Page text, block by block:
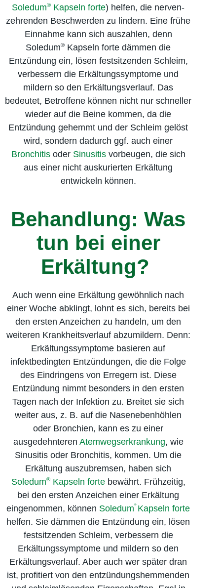
Soledum® Kapseln forte) helfen, die nerven­
zehrenden Beschwerden zu lindern. Eine frühe
Einnahme kann sich auszahlen, denn
Soledum® Kapseln forte dämmen die
Entzündung ein, lösen festsitzenden Schleim,
verbessern die Erkältungs­symptome und
mildern so den Erkältungs­verlauf. Das
bedeutet, Betroffene können nicht nur schneller
wieder auf die Beine kommen, da die
Entzündung gehemmt und der Schleim gelöst
wird, sondern dadurch ggf. auch einer
Bronchitisoder Sinusitisvorbeugen, die sich
aus einer nicht auskurierten Erkältung
entwickeln können.
Behandlung: Was
tun bei einer
Erkältung?
Auch wenn eine Erkältung gewöhnlich nach
einer Woche abklingt, lohnt es sich, bereits bei
den ersten Anzeichen zu handeln, um den
weiteren Krankheitsverlauf abzumildern. Denn:
Erkältungs­symptome basieren auf
infektbedingten Entzündungen, die die Folge
des Eindringens von Erregern ist. Diese
Entzündung nimmt besonders in den ersten
Tagen nach der Infektion zu. Breitet sie sich
weiter aus, z. B. auf die Nasenebenhöhlen
oder Bronchien, kann es zu einer
ausgedehnteren Atemwegs­erkrankung, wie
Sinusitis oder Bronchitis, kommen. Um die
Erkältung auszubremsen, haben sich
Soledum®Kapseln fortebewährt. Frühzeitig,
bei den ersten Anzeichen einer Erkältung
eingenommen, können Soledum® Kapseln forte
helfen. Sie dämmen die Entzündung ein, lösen
festsitzenden Schleim, verbessern die
Erkältungs­symptome und mildern so den
Erkältungs­verlauf. Aber auch wer später dran
ist, profitiert von den entzündungs­hemmenden